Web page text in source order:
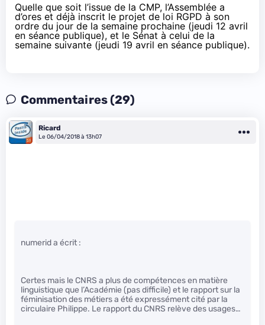
Quelle que soit l’issue de la CMP, l’Assemblée a
d’ores et déjà inscrit le projet de loi RGPD à son
ordre du jour de la semaine prochaine (jeudi 12 avril
en séance publique), et le Sénat à celui de la
semaine suivante (jeudi 19 avril en séance publique).
Commentaires (29)
Ricard
Le 06/04/2018 à 13h07
numerid a écrit :
Certes mais le CNRS a plus de compétences en matière
linguistique que l’Académie (pas difficile) et le rapport sur la
féminisation des métiers a été expressément cité par la
circulaire Philippe. Le rapport du CNRS relève des usages…